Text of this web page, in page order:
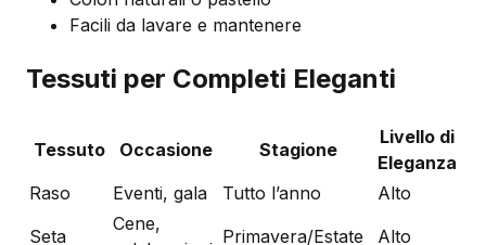
Facili da lavare e mantenere
Tessuti per Completi Eleganti
Tessuto Occasione Stagione
Livello di
Eleganza
Raso
Eventi, gala Tutto l’anno
Alto
Seta
Cene,
Primavera/Estate Alto